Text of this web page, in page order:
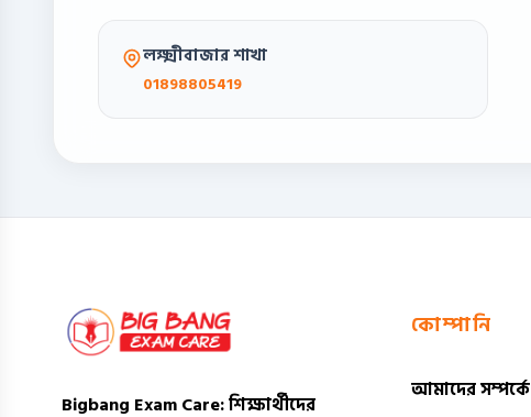
লক্ষ্মীবাজার শাখা
01898805419
Bigbang Exam Care: শিক্ষার্থীদের
কোম্পানি
আমাদের সম্পর্কে